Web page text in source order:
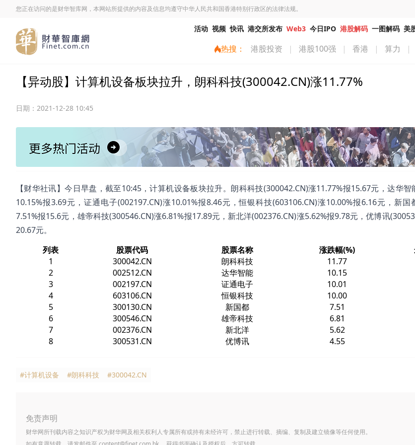
您正在访问的是财华智库网，本网站所提供的内容及信息均遵守中华人民共和国香港特别行政区的法律法规。
活动 视频 快讯 港交所发布 Web3 今日IPO 港股解码 一图解码 美
热搜： 港股投资 | 港股100强 | 香港 | 算力 |
【异动股】计算机设备板块拉升，朗科科技(300042.CN)涨11.77%
日期： 2021-12-28 10:45
【财华社讯】今日早盘，截至10:45，计算机设备板块拉升。朗科科技(300042.CN)涨11.77%报15.67元，达华智
10.15%报3.69元，证通电子(002197.CN)涨10.01%报8.46元，恒银科技(603106.CN)涨10.00%报6.16元，新国
7.51%报15.6元，雄帝科技(300546.CN)涨6.81%报17.89元，新北洋(002376.CN)涨5.62%报9.78元，优博讯
20.67元。
列表
股票代码 股票名称 涨跌幅(%)
1
300042.CN 朗科科技 11.77
2
002512.CN 达华智能 10.15
3
002197.CN 证通电子 10.01
4
603106.CN 恒银科技 10.00
5
300130.CN 新国都 7.51
6
300546.CN 雄帝科技 6.81
7
002376.CN 新北洋 5.62
8
300531.CN 优博讯 4.55
#计算机设备 #朗科科技 #300042.CN
免责声明
财华网所刊载内容之知识产权为财华网及相关权利人专属所有或持有未经许可，禁止进行转载、摘编、复制及建立镜像等任何使用。